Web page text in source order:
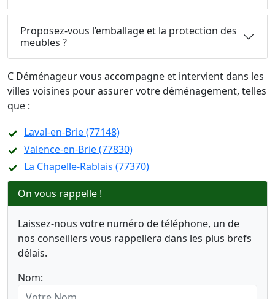
Proposez-vous l’emballage et la protection des
meubles ?
C Déménageur vous accompagne et intervient dans les
villes voisines pour assurer votre déménagement, telles
que :
Laval-en-Brie (77148)
Valence-en-Brie (77830)
La Chapelle-Rablais (77370)
On vous rappelle !
Laissez-nous votre numéro de téléphone, un de
nos conseillers vous rappellera dans les plus brefs
délais.
Nom: